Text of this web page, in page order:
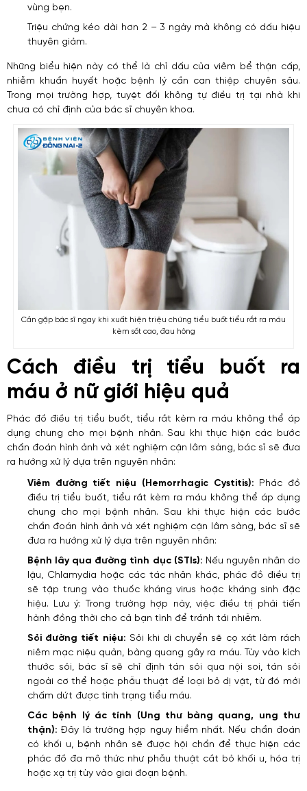
vùng bẹn.
Triệu chứng kéo dài hơn 2 – 3 ngày mà không có dấu hiệu
thuyên giảm.
Những biểu hiện này có thể là chỉ dấu của viêm bể thận cấp,
nhiễm khuẩn huyết hoặc bệnh lý cần can thiệp chuyên sâu.
Trong mọi trường hợp, tuyệt đối không tự điều trị tại nhà khi
chưa có chỉ định của bác sĩ chuyên khoa.
Cần gặp bác sĩ ngay khi xuất hiện triệu chứng tiểu buốt tiểu rắt ra máu
kèm sốt cao, đau hông
Cách điều trị tiểu buốt ra
máu ở nữ giới hiệu quả
Phác đồ điều trị tiểu buốt, tiểu rắt kèm ra máu không thể áp
dụng chung cho mọi bệnh nhân. Sau khi thực hiện các bước
chẩn đoán hình ảnh và xét nghiệm cận lâm sàng, bác sĩ sẽ đưa
ra hướng xử lý dựa trên nguyên nhân:
Viêm đường tiết niệu (Hemorrhagic Cystitis):
Phác đồ
điều trị tiểu buốt, tiểu rắt kèm ra máu không thể áp dụng
chung cho mọi bệnh nhân. Sau khi thực hiện các bước
chẩn đoán hình ảnh và xét nghiệm cận lâm sàng, bác sĩ sẽ
đưa ra hướng xử lý dựa trên nguyên nhân:
Bệnh lây qua đường tình dục (STIs): Nếu nguyên nhân do
lậu, Chlamydia hoặc các tác nhân khác, phác đồ điều trị
sẽ tập trung vào thuốc kháng virus hoặc kháng sinh đặc
hiệu. Lưu ý: Trong trường hợp này, việc điều trị phải tiến
hành đồng thời cho cả bạn tình để tránh tái nhiễm.
Sỏi đường tiết niệu: Sỏi khi di chuyển sẽ cọ xát làm rách
niêm mạc niệu quản, bàng quang gây ra máu. Tùy vào kích
thước sỏi, bác sĩ sẽ chỉ định tán sỏi qua nội soi, tán sỏi
ngoài cơ thể hoặc phẫu thuật để loại bỏ dị vật, từ đó mới
chấm dứt được tình trạng tiểu máu.
Các bệnh lý ác tính (Ung thư bàng quang, ung thư
thận): Đây là trường hợp nguy hiểm nhất. Nếu chẩn đoán
có khối u, bệnh nhân sẽ được hội chẩn để thực hiện các
phác đồ đa mô thức như phẫu thuật cắt bỏ khối u, hóa trị
hoặc xạ trị tùy vào giai đoạn bệnh.